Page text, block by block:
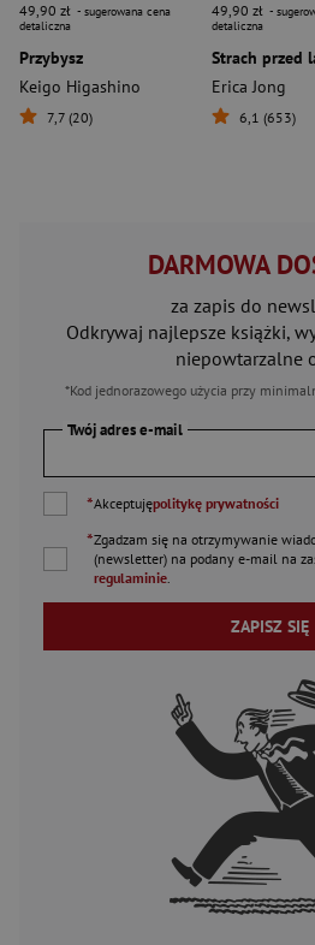
49,90 zł - sugerowana cena
detaliczna
Przybysz
Keigo Higashino
7,7 (20)
49,90 zł -
detaliczna
Strach przed
Erica Jong
6,1 (653)
DARMOWA
za zapis do
Odkrywaj najlepsze książki,
niepowtarzalne
*Kod jednorazowego użycia przy
Twój adres e-mail
*Akceptujępolitykę prywatności
*Zgadzam się na otrzymywanie
(newsletter) na podany e-mail na
regulaminie.
ZAPISZ SIĘ